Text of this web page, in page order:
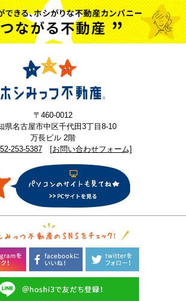
〒460-0012
県名古屋市中区千代田3丁目8-10
万長ビル 2階
253-5387
[お問い合わせフォーム]